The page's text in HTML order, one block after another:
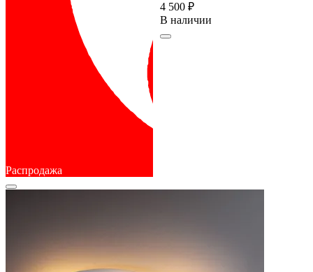
Распродажа
4 500 ₽
В наличии